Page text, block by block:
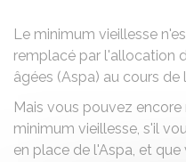
Le minimum vieillesse
remplacé par l'allocation
âgées (Aspa) au cours de
Mais vous pouvez
minimum vieillesse, s'il
en place de l'Aspa, et